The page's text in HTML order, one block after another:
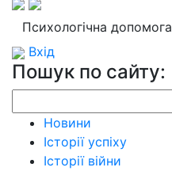
Психологічна допомога
Вхід
Пошук по сайту:
Новини
Історії успіху
Історії війни